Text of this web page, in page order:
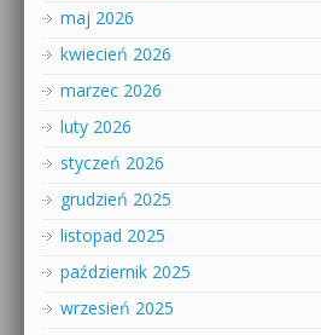
maj 2026
kwiecień 2026
marzec 2026
luty 2026
styczeń 2026
grudzień 2025
listopad 2025
październik 2025
wrzesień 2025